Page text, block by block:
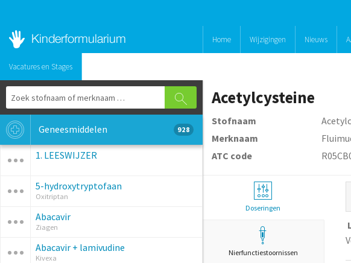
Home Wijzigingen Nieuws
Vacatures en Stages
Geneesmiddelen 928
1. LEESWIJZER
5-hydroxytryptofaan
Oxitriptan
Abacavir
Ziagen
Abacavir + lamivudine
Kivexa
Acetylcysteine
Stofnaam
Merknaam
ATC code
Doseringen
Nierfunctiestoornissen